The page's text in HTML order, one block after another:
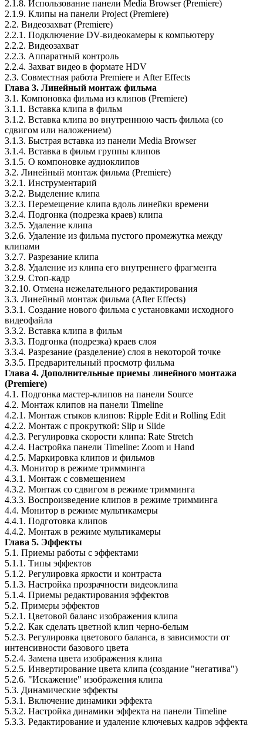
2.1.8. Использование панели Media Browser (Premiere)
2.1.9. Клипы на панели Project (Premiere)
2.2. Видеозахват (Premiere)
2.2.1. Подключение DV-видеокамеры к компьютеру
2.2.2. Видеозахват
2.2.3. Аппаратный контроль
2.2.4. Захват видео в формате HDV
2.3. Совместная работа Premiere и After Effects
Глава 3. Линейный монтаж фильма
3.1. Компоновка фильма из клипов (Premiere)
3.1.1. Вставка клипа в фильм
3.1.2. Вставка клипа во внутреннюю часть фильма (со
сдвигом или наложением)
3.1.3. Быстрая вставка из панели Media Browser
3.1.4. Вставка в фильм группы клипов
3.1.5. О компоновке аудиоклипов
3.2. Линейный монтаж фильма (Premiere)
3.2.1. Инструментарий
3.2.2. Выделение клипа
3.2.3. Перемещение клипа вдоль линейки времени
3.2.4. Подгонка (подрезка краев) клипа
3.2.5. Удаление клипа
3.2.6. Удаление из фильма пустого промежутка между
клипами
3.2.7. Разрезание клипа
3.2.8. Удаление из клипа его внутреннего фрагмента
3.2.9. Стоп-кадр
3.2.10. Отмена нежелательного редактирования
3.3. Линейный монтаж фильма (After Effects)
3.3.1. Создание нового фильма с установками исходного
видеофайла
3.3.2. Вставка клипа в фильм
3.3.3. Подгонка (подрезка) краев слоя
3.3.4. Разрезание (разделение) слоя в некоторой точке
3.3.5. Предварительный просмотр фильма
Глава 4. Дополнительные приемы линейного монтажа
(Premiere)
4.1. Подгонка мастер-клипов на панели Source
4.2. Монтаж клипов на панели Timeline
4.2.1. Монтаж стыков клипов: Ripple Edit и Rolling Edit
4.2.2. Монтаж с прокруткой: Slip и Slide
4.2.3. Регулировка скорости клипа: Rate Stretch
4.2.4. Настройка панели Timeline: Zoom и Hand
4.2.5. Маркировка клипов и фильмов
4.3. Монитор в режиме тримминга
4.3.1. Монтаж с совмещением
4.3.2. Монтаж со сдвигом в режиме тримминга
4.3.3. Воспроизведение клипов в режиме тримминга
4.4. Монитор в режиме мультикамеры
4.4.1. Подготовка клипов
4.4.2. Монтаж в режиме мультикамеры
Глава 5. Эффекты
5.1. Приемы работы с эффектами
5.1.1. Типы эффектов
5.1.2. Регулировка яркости и контраста
5.1.3. Настройка прозрачности видеоклипа
5.1.4. Приемы редактирования эффектов
5.2. Примеры эффектов
5.2.1. Цветовой баланс изображения клипа
5.2.2. Как сделать цветной клип черно-белым
5.2.3. Регулировка цветового баланса, в зависимости от
интенсивности базового цвета
5.2.4. Замена цвета изображения клипа
5.2.5. Инвертирование цвета клипа (создание "негатива")
5.2.6. "Искажение" изображения клипа
5.3. Динамические эффекты
5.3.1. Включение динамики эффекта
5.3.2. Настройка динамики эффекта на панели Timeline
5.3.3. Редактирование и удаление ключевых кадров эффекта